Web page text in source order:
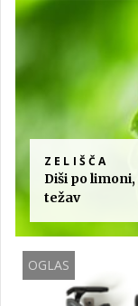
ZELIŠČA
Diši po
težav
OGLAS